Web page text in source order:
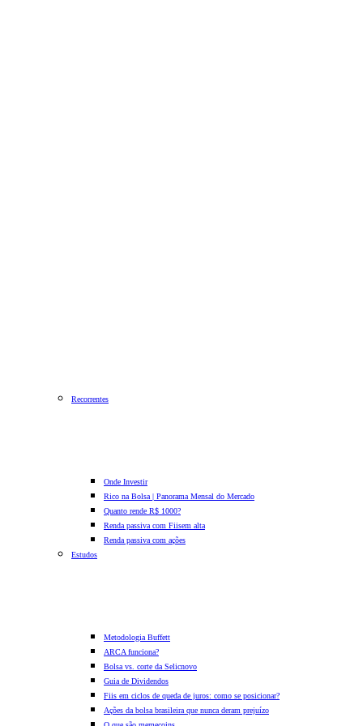
Recorrentes
Onde Investir
Rico na Bolsa | Panorama Mensal do Mercado
Quanto rende R$ 1000?
Renda passiva com Fiisem alta
Renda passiva com ações
Estudos
Metodologia Buffett
ARCA funciona?
Bolsa vs. corte da Selicnovo
Guia de Dividendos
Fiis em ciclos de queda de juros: como se posicionar?
Ações da bolsa brasileira que nunca deram prejuízo